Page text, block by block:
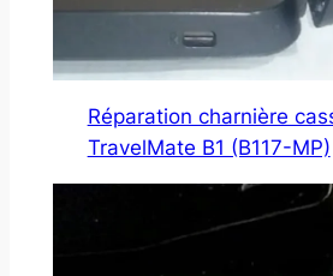
Réparation charnière
TravelMate B1 (B117-MP)